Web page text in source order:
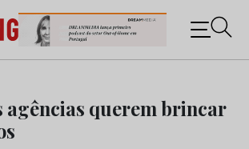
as notícias sobre os negócios do
Publicidade
agências querem brincar